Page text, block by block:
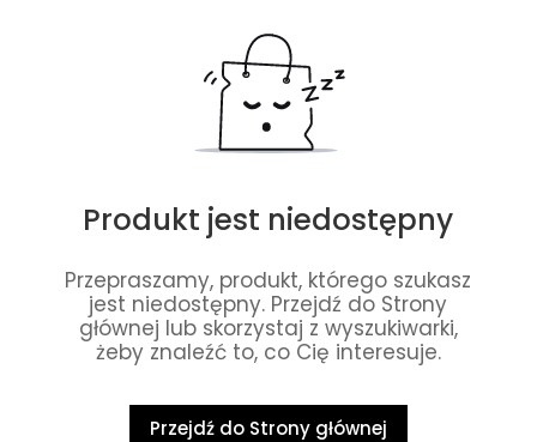
Produkt jest niedostępny
Przepraszamy, produkt, którego szukasz
jest niedostępny. Przejdź do Strony
głównej lub skorzystaj z wyszukiwarki,
żeby znaleźć to, co Cię interesuje.
Przejdź do Strony głównej